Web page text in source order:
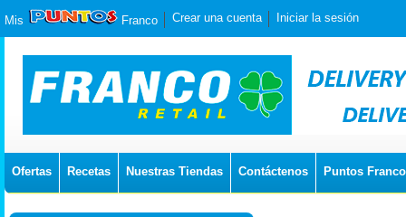
Mis Franco Crear una cuenta Iniciar la sesión
Ofertas Recetas Nuestras Tiendas Contáctenos Puntos Franco